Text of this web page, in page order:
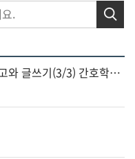
26학년도 1학기 시간표 (논리적사고와 글쓰기(3/3) 간호학개론(3/5) 시간표 변경 있음)